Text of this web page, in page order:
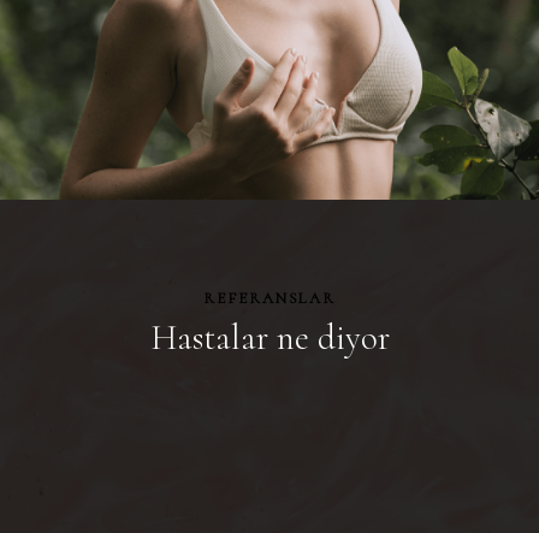
REFERANSLAR
Hastalar ne diyor